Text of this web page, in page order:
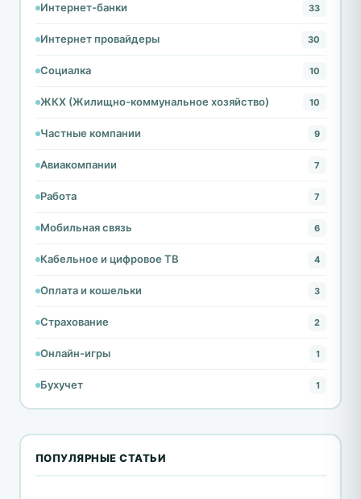
Интернет-банки 33
Интернет провайдеры 30
Социалка 10
ЖКХ (Жилищно-коммунальное хозяйство) 10
Частные компании 9
Авиакомпании 7
Работа 7
Мобильная связь 6
Кабельное и цифровое ТВ 4
Оплата и кошельки 3
Страхование 2
Онлайн-игры 1
Бухучет 1
ПОПУЛЯРНЫЕ СТАТЬИ